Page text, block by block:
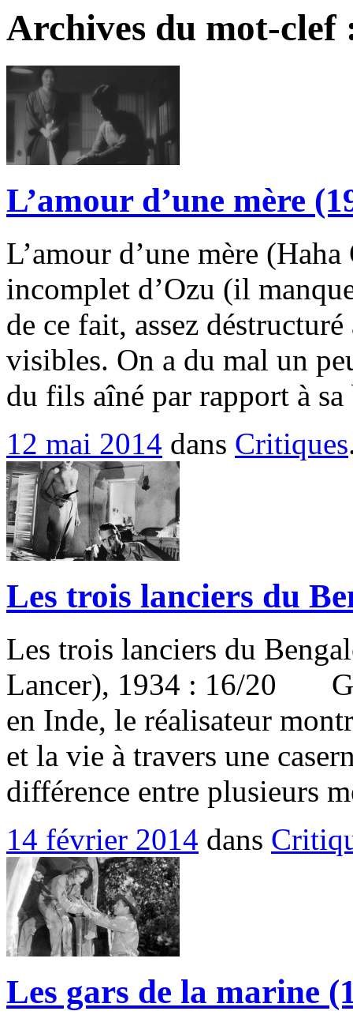
Archives du mot-
L’amour d’une mère
L’amour d’une mère
incomplet d’Ozu (il
de ce fait, assez
visibles. On a du mal un
du fils aîné par rapport à
12 mai 2014 dans Critiques
Les trois lanciers du
Les trois lanciers du
Lancer), 1934 : 16/20
en Inde, le réalisateur
et la vie à travers une
différence entre plusieurs
14 février 2014 dans
Les gars de la marine